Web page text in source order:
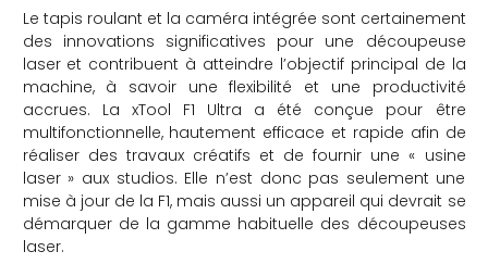
Le tapis roulant et la caméra intégrée sont certainement
des innovations significatives pour une découpeuse
laser et contribuent à atteindre l’objectif principal de la
machine, à savoir une flexibilité et une productivité
accrues. La xTool F1 Ultra a été conçue pour être
multifonctionnelle, hautement efficace et rapide afin de
réaliser des travaux créatifs et de fournir une « usine
laser » aux studios. Elle n’est donc pas seulement une
mise à jour de la F1, mais aussi un appareil qui devrait se
démarquer de la gamme habituelle des découpeuses
laser.